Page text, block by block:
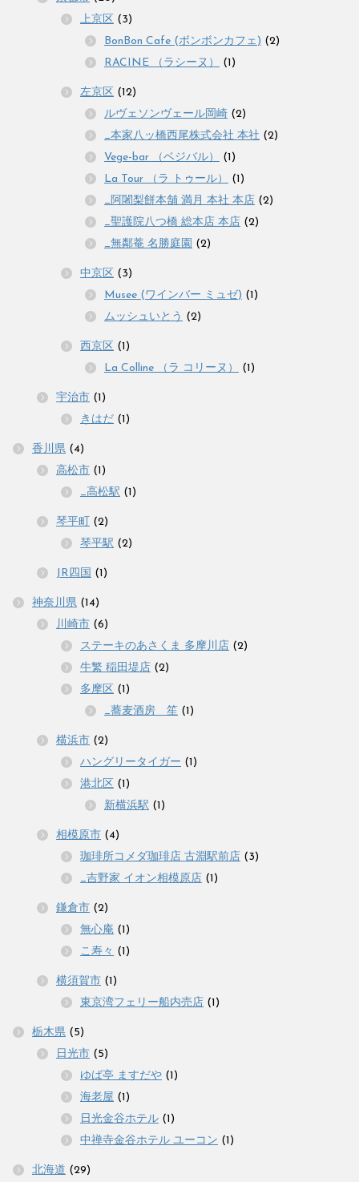
上京区 (3)
BonBon Cafe (ボンボンカフェ) (2)
RACINE （ラシーヌ）
(1)
左京区 (12)
ルヴェソンヴェール岡崎 (2)
_本家八ッ橋西尾株式会社 本社 (2)
Vege-bar （ベジバル）
(1)
La Tour （ラ トゥール）
(1)
_阿闍梨餅本舗 満月 本社 本店 (2)
_聖護院八つ橋 総本店 本店 (2)
_無鄰菴 名勝庭園 (2)
中京区 (3)
Musee (ワインバー ミュゼ) (1)
ムッシュいとう (2)
西京区 (1)
La Colline （ラ コリーヌ）
(1)
宇治市 (1)
きはだ (1)
香川県 (4)
高松市 (1)
_高松駅 (1)
琴平町 (2)
琴平駅 (2)
JR四国 (1)
神奈川県 (14)
川崎市 (6)
ステーキのあさくま 多摩川店 (2)
牛繁 稲田堤店 (2)
多摩区 (1)
_蕎麦酒房 笙 (1)
横浜市 (2)
ハングリータイガー (1)
港北区 (1)
新横浜駅 (1)
相模原市 (4)
珈琲所コメダ珈琲店 古淵駅前店 (3)
_吉野家 イオン相模原店 (1)
鎌倉市 (2)
無心庵 (1)
こ寿々 (1)
横須賀市 (1)
東京湾フェリー船内売店 (1)
栃木県 (5)
日光市 (5)
ゆば亭 ますだや (1)
海老屋 (1)
日光金谷ホテル (1)
中禅寺金谷ホテル ユーコン (1)
北海道 (29)